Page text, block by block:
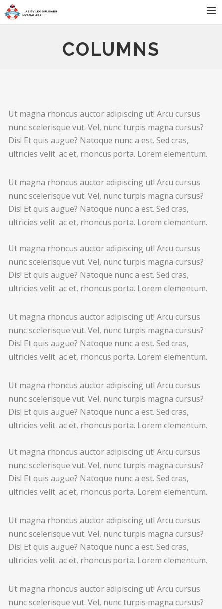
JELENTKEZÉS
HÍREK
KAPCSOLAT
SEARCH
COLUMNS
Ut magna rhoncus auctor adipiscing ut! Arcu cursus
nunc scelerisque vut. Vel, nunc turpis magna cursus?
Dis! Et quis augue? Natoque nunc a est. Sed cras,
ultricies velit, ac et, rhoncus porta. Lorem elementum.
Ut magna rhoncus auctor adipiscing ut! Arcu cursus
nunc scelerisque vut. Vel, nunc turpis magna cursus?
Dis! Et quis augue? Natoque nunc a est. Sed cras,
ultricies velit, ac et, rhoncus porta. Lorem elementum.
Ut magna rhoncus auctor adipiscing ut! Arcu cursus
nunc scelerisque vut. Vel, nunc turpis magna cursus?
Dis! Et quis augue? Natoque nunc a est. Sed cras,
ultricies velit, ac et, rhoncus porta. Lorem elementum.
Ut magna rhoncus auctor adipiscing ut! Arcu cursus
nunc scelerisque vut. Vel, nunc turpis magna cursus?
Dis! Et quis augue? Natoque nunc a est. Sed cras,
ultricies velit, ac et, rhoncus porta. Lorem elementum.
Ut magna rhoncus auctor adipiscing ut! Arcu cursus
nunc scelerisque vut. Vel, nunc turpis magna cursus?
Dis! Et quis augue? Natoque nunc a est. Sed cras,
ultricies velit, ac et, rhoncus porta. Lorem elementum.
Ut magna rhoncus auctor adipiscing ut! Arcu cursus
nunc scelerisque vut. Vel, nunc turpis magna cursus?
Dis! Et quis augue? Natoque nunc a est. Sed cras,
ultricies velit, ac et, rhoncus porta. Lorem elementum.
Ut magna rhoncus auctor adipiscing ut! Arcu cursus
nunc scelerisque vut. Vel, nunc turpis magna cursus?
Dis! Et quis augue? Natoque nunc a est. Sed cras,
ultricies velit, ac et, rhoncus porta. Lorem elementum.
Ut magna rhoncus auctor adipiscing ut! Arcu cursus
nunc scelerisque vut. Vel, nunc turpis magna cursus?